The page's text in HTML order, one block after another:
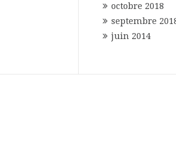
octobre 2018
septembre
juin 2014